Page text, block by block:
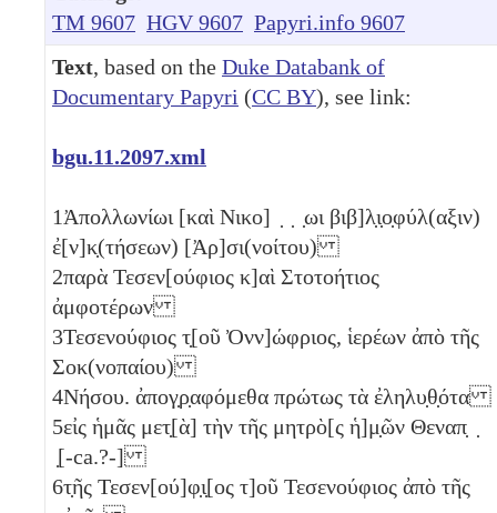
TM 9607 HGV 9607 Papyri.info 9607
Text, based on the Duke Databank of
Documentary Papyri (CC BY), see link:
bgu.11.2097.xml
1Ἀπολλωνίωι [καὶ Νικο] ̣ ̣ ̣ωι βιβ]λ̣ι̣ο̣φύλ(αξιν)
ἐ[ν]κ̣(τήσεων) [Ἀρ]σι(νοίτου)
2παρὰ Τεσεν[ούφιος κ]αὶ Στοτοήτιος
ἀμφοτέρων
3Τεσενούφιος τ̣[οῦ Ὀνν]ώφριος, ἱερέων ἀπὸ τῆς
Σοκ(νοπαίου)
4Νήσου. ἀπογ̣ρ̣αφόμεθα πρώτως τὰ ἐληλυ̣θ̣ότα
5εἰς ἡμᾶς μετ̣[ὰ] τὴν τῆς μητρὸ[ς ἡ]μ̣ῶν Θεναπ̣ ̣
̣[-ca.?-]
6τ̣ῆς Τεσεν[ού]φ̣ι̣[ος τ]οῦ Τεσενούφιος ἀπὸ τῆς